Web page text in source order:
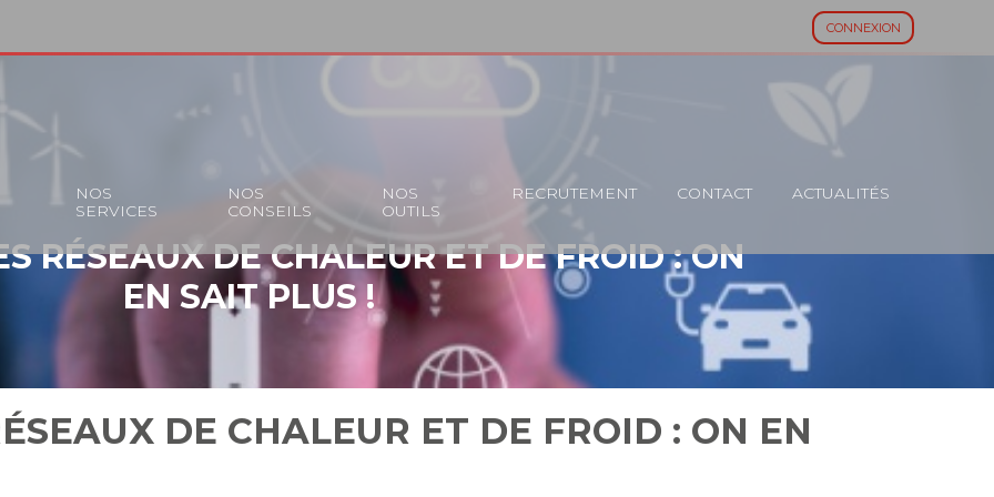
CONNEXION
NOS
SERVICES
NOS
CONSEILS
NOS
OUTILS
RECRUTEMENT CONTACT ACTUALITÉS
RÉSEAUX DE CHALEUR ET DE FROID : ON
EN SAIT PLUS !
DE CHALEUR ET DE FROID : ON EN